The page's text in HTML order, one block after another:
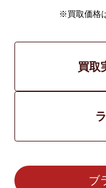
※買取価格
買取
ブ